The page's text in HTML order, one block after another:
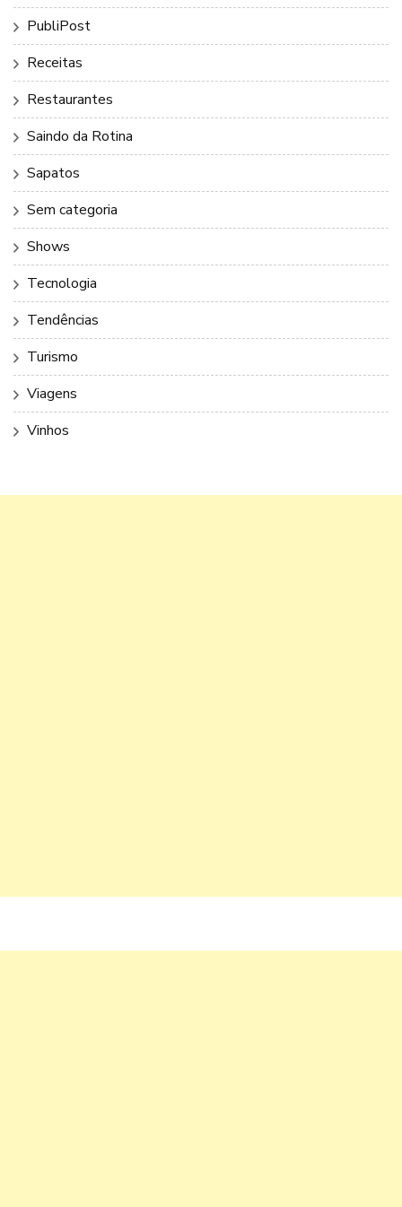
PubliPost
Receitas
Restaurantes
Saindo da Rotina
Sapatos
Sem categoria
Shows
Tecnologia
Tendências
Turismo
Viagens
Vinhos